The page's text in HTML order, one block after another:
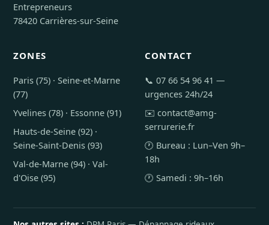
Entrepreneurs
78420 Carrières-sur-Seine
ZONES
Paris (75) · Seine-et-Marne
(77)
Yvelines (78) · Essonne (91)
Hauts-de-Seine (92) ·
Seine-Saint-Denis (93)
Val-de-Marne (94) · Val-
d'Oise (95)
CONTACT
📞 07 66 54 96 41 —
urgences 24h/24
✉️ contact@amg-
serrurerie.fr
🕐 Bureau : Lun–Ven 9h–
18h
🕐 Samedi : 9h–16h